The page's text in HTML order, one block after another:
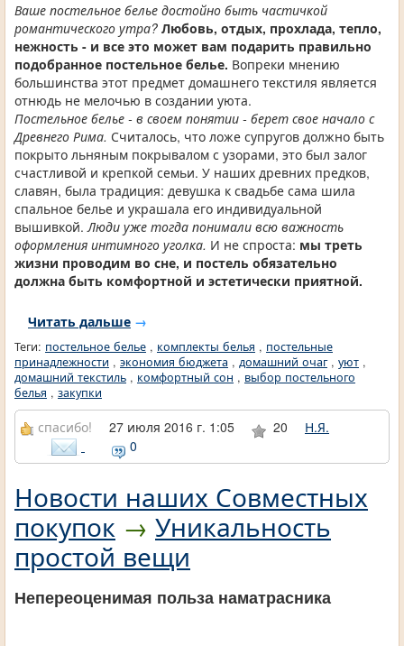
Ваше постельное белье достойно быть частичкой
романтического утра? Любовь, отдых, прохлада, тепло,
нежность - и все это может вам подарить правильно
подобранное постельное белье. Вопреки мнению
большинства этот предмет домашнего текстиля является
отнюдь не мелочью в создании уюта.
Постельное белье - в своем понятии - берет свое начало с
Древнего Рима. Считалось, что ложе супругов должно быть
покрыто льняным покрывалом с узорами, это был залог
счастливой и крепкой семьи. У наших древних предков,
славян, была традиция: девушка к свадьбе сама шила
спальное белье и украшала его индивидуальной
вышивкой.Люди уже тогда понимали всю важность
оформления интимного уголка. И не спроста: мы треть
жизни проводим во сне, и постель обязательно
должна быть комфортной и эстетически приятной.
Читать дальше →
Теги: постельное белье , комплекты белья , постельные
принадлежности , экономия бюджета , домашний очаг, уют ,
домашний текстиль , комфортный сон , выбор постельного
белья , закупки
спасибо! 27 июля 2016 г. 1:05 20
Н.Я.
0
Новости наших Совместных
покупок → Уникальность
простой вещи
Непереоценимая польза наматрасника